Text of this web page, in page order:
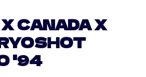
CANADA X
'94